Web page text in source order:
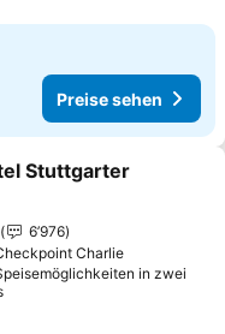
Preise sehen
hinzufügen
Stuttgarter
6’976
Charlie
in zwei